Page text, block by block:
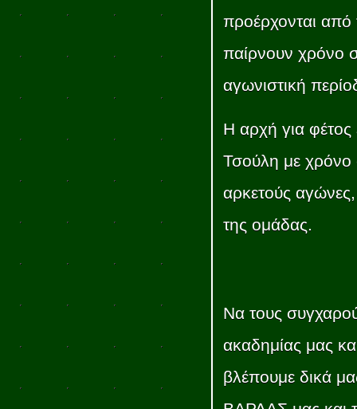
προέρχονται από
παίρνουν χρόνο
αγωνιστική
Η αρχή για φέτος
Τσούλη με χρόνο
αρκετούς
της ομάδας.
Να τους
ακαδημίας μας
βλέπουμε δικά